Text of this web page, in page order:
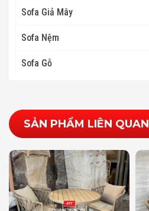
Sofa Giả Mây
Sofa Nệm
Sofa Gỗ
SẢN PHẨM LIÊN QUAN